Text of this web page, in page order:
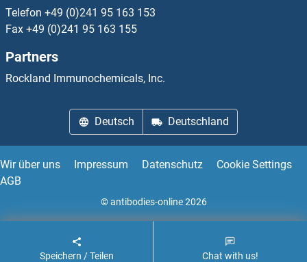
Telefon +49 (0)241 95 163 153
Fax +49 (0)241 95 163 155
Partners
Rockland Immunochemicals, Inc.
Deutsch Deutschland
Wir über uns Impressum Datenschutz
Cookie Settings
AGB
© antibodies-online 2026
Speichern / Teilen Chat with us!